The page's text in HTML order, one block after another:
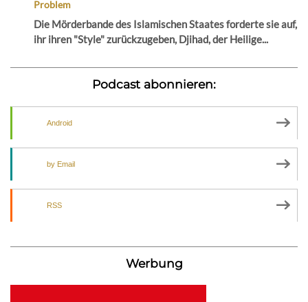
Problem
Die Mörderbande des Islamischen Staates forderte sie auf,
ihr ihren "Style" zurückzugeben, Djihad, der Heilige...
Podcast abonnieren:
Android
by Email
RSS
Werbung